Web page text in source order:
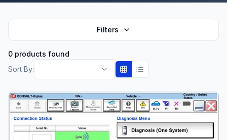
Filters
0 products found
Sort By: